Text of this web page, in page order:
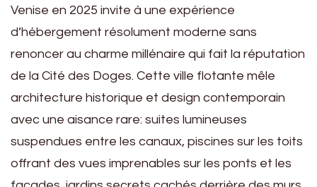
Venise en 2025 invite à une expérience
d’hébergement résolument moderne sans
renoncer au charme millénaire qui fait la réputation
de la Cité des Doges. Cette ville flotante mêle
architecture historique et design contemporain
avec une aisance rare: suites lumineuses
suspendues entre les canaux, piscines sur les toits
offrant des vues imprenables sur les ponts et les